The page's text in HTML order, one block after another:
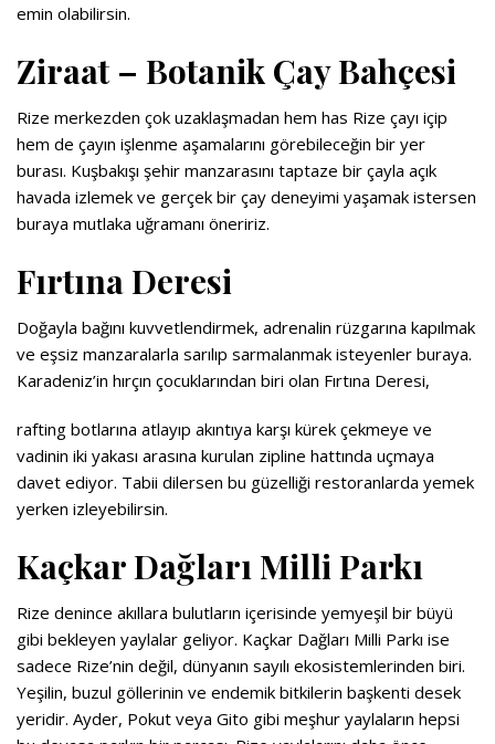
emin olabilirsin.
Ziraat – Botanik Çay Bahçesi
Rize merkezden çok uzaklaşmadan hem has Rize çayı içip
hem de çayın işlenme aşamalarını görebileceğin bir yer
burası. Kuşbakışı şehir manzarasını taptaze bir çayla açık
havada izlemek ve gerçek bir çay deneyimi yaşamak istersen
buraya mutlaka uğramanı öneririz.
Fırtına Deresi
Doğayla bağını kuvvetlendirmek, adrenalin rüzgarına kapılmak
ve eşsiz manzaralarla sarılıp sarmalanmak isteyenler buraya.
Karadeniz’in hırçın çocuklarından biri olan Fırtına Deresi,
rafting botlarına atlayıp akıntıya karşı kürek çekmeye ve
vadinin iki yakası arasına kurulan zipline hattında uçmaya
davet ediyor. Tabii dilersen bu güzelliği restoranlarda yemek
yerken izleyebilirsin.
Kaçkar Dağları Milli Parkı
Rize denince akıllara bulutların içerisinde yemyeşil bir büyü
gibi bekleyen yaylalar geliyor. Kaçkar Dağları Milli Parkı ise
sadece Rize’nin değil, dünyanın sayılı ekosistemlerinden biri.
Yeşilin, buzul göllerinin ve endemik bitkilerin başkenti desek
yeridir. Ayder, Pokut veya Gito gibi meşhur yaylaların hepsi